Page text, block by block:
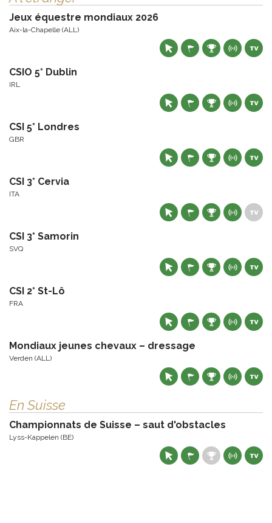
Jeux équestre mondiaux 2026
Aix-la-Chapelle (ALL)
CSIO 5* Dublin
IRL
CSI 5* Londres
GBR
CSI 3* Cervia
ITA
CSI 3* Samorin
SVQ
CSI 2* St-Lô
FRA
Mondiaux jeunes chevaux – dressage
Verden (ALL)
En Suisse
Championnats de Suisse – saut d'obstacles
Lyss-Kappelen (BE)